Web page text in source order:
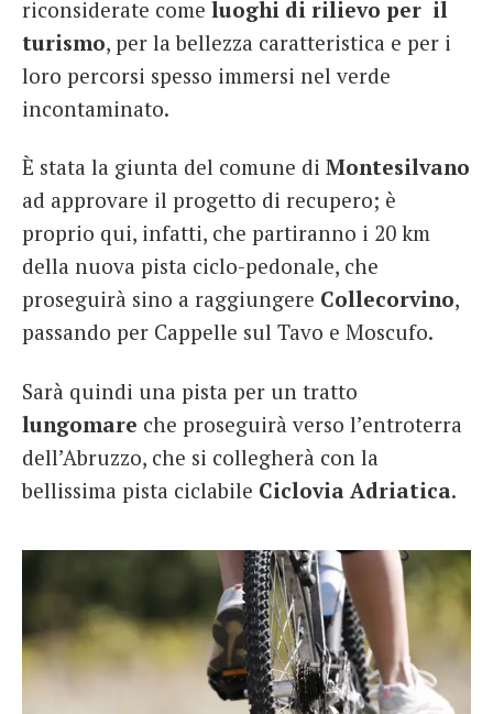
riconsiderate come luoghi di rilievo per il
turismo, per la bellezza caratteristica e per i
loro percorsi spesso immersi nel verde
incontaminato.
È stata la giunta del comune di Montesilvano
ad approvare il progetto di recupero; è
proprio qui, infatti, che partiranno i 20 km
della nuova pista ciclo-pedonale, che
proseguirà sino a raggiungere Collecorvino,
passando per Cappelle sul Tavo e Moscufo.
Sarà quindi una pista per un tratto
lungomare che proseguirà verso l’entroterra
dell’Abruzzo, che si collegherà con la
bellissima pista ciclabile Ciclovia Adriatica.